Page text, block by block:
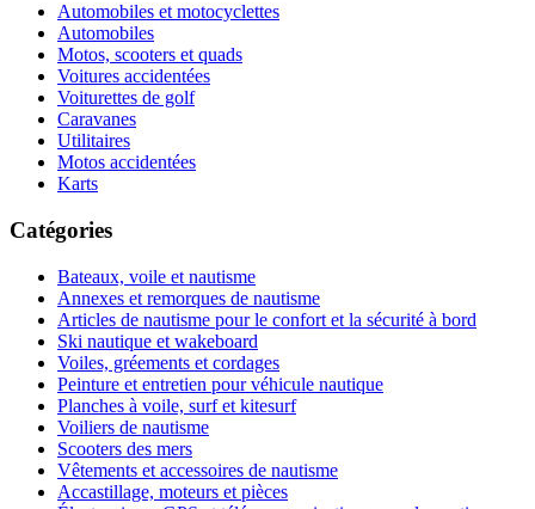
Automobiles et motocyclettes
Automobiles
Motos, scooters et quads
Voitures accidentées
Voiturettes de golf
Caravanes
Utilitaires
Motos accidentées
Karts
Catégories
Bateaux, voile et nautisme
Annexes et remorques de nautisme
Articles de nautisme pour le confort et la sécurité à bord
Ski nautique et wakeboard
Voiles, gréements et cordages
Peinture et entretien pour véhicule nautique
Planches à voile, surf et kitesurf
Voiliers de nautisme
Scooters des mers
Vêtements et accessoires de nautisme
Accastillage, moteurs et pièces